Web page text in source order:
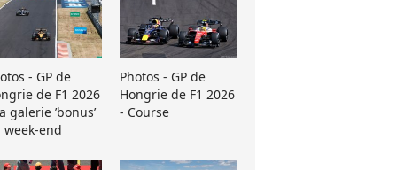
- GP de
de F1 2026
galerie ’bonus’
week-end
Photos - GP de
Hongrie de F1 2026
- Course